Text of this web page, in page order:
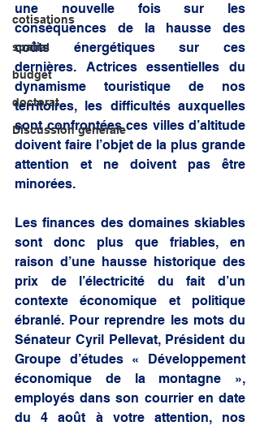
cotisations
spatial
budget
doctorat
Discussion générale
une nouvelle fois sur les
conséquences de la hausse des
coûts énergétiques sur ces
dernières. Actrices essentielles du
dynamisme touristique de nos
territoires, les difficultés auxquelles
sont confrontées ces villes d’altitude
doivent faire l’objet de la plus grande
attention et ne doivent pas être
minorées.
Les finances des domaines skiables
sont donc plus que friables, en
raison d’une hausse historique des
prix de l’électricité du fait d’un
contexte économique et politique
ébranlé. Pour reprendre les mots du
Sénateur Cyril Pellevat, Président du
Groupe d’études « Développement
économique de la montagne »,
employés dans son courrier en date
du 4 août à votre attention, nos